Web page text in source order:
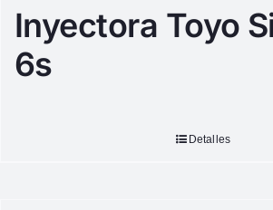
Inyectora Toyo
6s
Detalles